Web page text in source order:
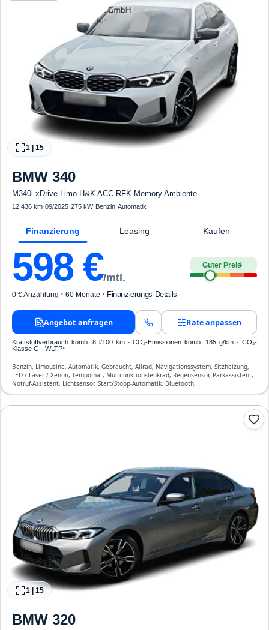
1 15
BMW 340
M340i xDrive Limo H&K ACC RFK Memory Ambiente
12.436 km·09/2025·275 kW· Benzin·Automatik
Finanzierung Leasing Kaufen
598€/mtl.
Guter Preis4
0 € Anzahlung · 60 Monate · Finanzierungs-Details
Angebot anfragen Rate anpassen
Kraftstoffverbrauch komb. 8 l/100 km · CO₂-Emissionen komb. 185 g/km · CO₂-
Klasse G · WLTP*
Benzin, Limousine, Automatik, Gebraucht, Allrad, Navigationssystem, Sitzheizung,
LED / Laser / Xenon, Tempomat, Multifunktionslenkrad, Regensensor, Parkassistent,
Notruf-Assistent, Lichtsensor, Start/Stopp-Automatik, Bluetooth,
Freisprecheinrichtung, Verkehrszeichen-Erkennung, ESP, ABS, Klimatisierung, Front-
1 15
BMW 320